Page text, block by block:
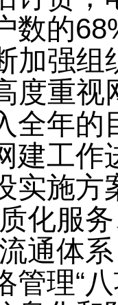
数的
加强组
度重视
全年的
建工作
实施方
化服
通体
管理“